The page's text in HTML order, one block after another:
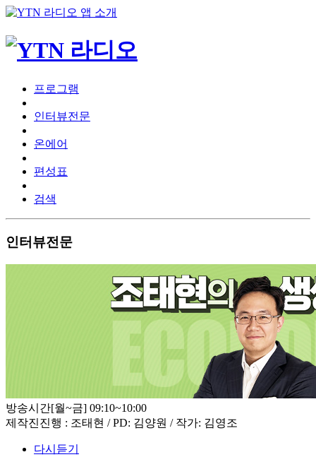
프로그램
인터뷰전문
온에어
편성표
검색
인터뷰전문
방송시간[월~금] 09:10~10:00
제작진진행 : 조태현 / PD: 김양원 / 작가: 김영조
다시듣기